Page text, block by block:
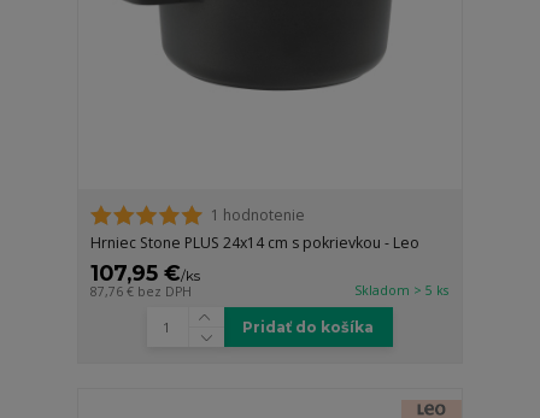
1 hodnotenie
Hrniec Stone PLUS 24x14 cm s pokrievkou - Leo
107,95 €/ks
87,76 € bez DPH Skladom > 5 ks
Pridať do košíka